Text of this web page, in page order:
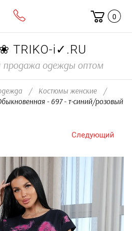
0
TRIKO-i✓.RU
продажа одежды оптом
/ Костюмы женские
/
- 697 - т-синий/розовый
Следующий